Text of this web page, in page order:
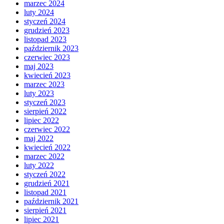
marzec 2024
luty 2024
styczeń 2024
grudzień 2023
listopad 2023
październik 2023
czerwiec 2023
maj 2023
kwiecień 2023
marzec 2023
luty 2023
styczeń 2023
sierpień 2022
lipiec 2022
czerwiec 2022
maj 2022
kwiecień 2022
marzec 2022
luty 2022
styczeń 2022
grudzień 2021
listopad 2021
październik 2021
sierpień 2021
lipiec 2021